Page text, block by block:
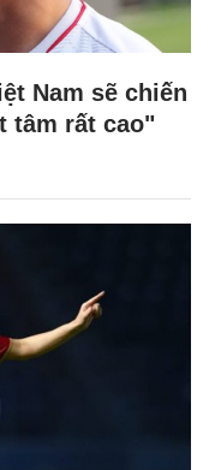
Nam sẽ chiến
tâm rất cao"